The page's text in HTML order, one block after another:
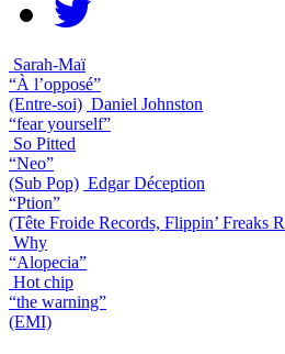
Sarah-Maï
“À l’opposé”
(Entre-soi) Daniel Johnston
“fear yourself”
So Pitted
“Neo”
(Sub Pop) Edgar Déception
“Ption”
(Tête Froide Records, Flippin’ Freaks
Why
“Alopecia”
Hot chip
“the warning”
(EMI)